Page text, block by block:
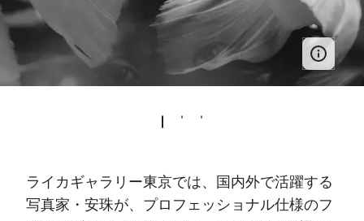
ライカギャラリー東京では、国内外で活躍する
写真家・安珠が、プロフェッショナル仕様のフ